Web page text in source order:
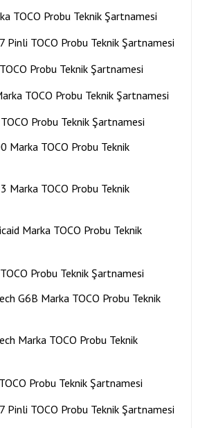
TOCO Probu Teknik Şartnamesi
Pinli TOCO Probu Teknik Şartnamesi
Probu Teknik Şartnamesi
TOCO Probu Teknik Şartnamesi
Probu Teknik Şartnamesi
Marka TOCO Probu Teknik
Marka TOCO Probu Teknik
Marka TOCO Probu Teknik
Probu Teknik Şartnamesi
G6B Marka TOCO Probu Teknik
Marka TOCO Probu Teknik
Probu Teknik Şartnamesi
Pinli TOCO Probu Teknik Şartnamesi